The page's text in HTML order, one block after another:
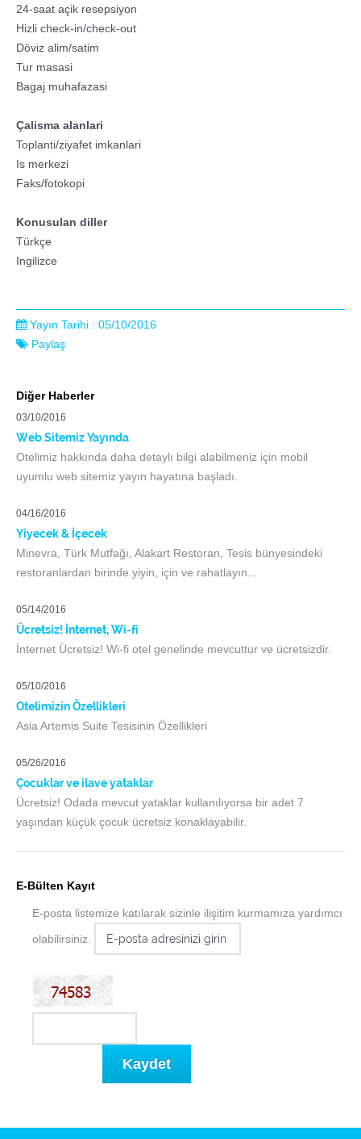
24-saat açik resepsiyon
Hizli check-in/check-out
Döviz alim/satim
Tur masasi
Bagaj muhafazasi
Çalisma alanlari
Toplanti/ziyafet imkanlari
Is merkezi
Faks/fotokopi
Konusulan diller
Türkçe
Ingilizce
Yayın Tarihi : 05/10/2016
Paylaş
Diğer Haberler
03/10/2016
Web Sitemiz Yayında
Otelimiz hakkında daha detaylı bilgi alabilmeniz için mobil
uyumlu web sitemiz yayın hayatına başladı.
04/16/2016
Yiyecek & İçecek
Minevra, Türk Mutfağı, Alakart Restoran, Tesis bünyesindeki
restoranlardan birinde yiyin, için ve rahatlayın...
05/14/2016
Ücretsiz! İnternet, Wi-fi
İnternet Ücretsiz! Wi-fi otel genelinde mevcuttur ve ücretsizdir.
05/10/2016
Otelimizin Özellikleri
Asia Artemis Suite Tesisinin Özellikleri
05/26/2016
Çocuklar ve ilave yataklar
Ücretsiz! Odada mevcut yataklar kullanılıyorsa bir adet 7
yaşından küçük çocuk ücretsiz konaklayabilir.
E-Bülten Kayıt
E-posta listemize katılarak sizinle ilişitim kurmamıza yardımcı
olabilirsiniz.